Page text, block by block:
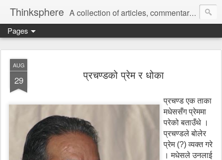
Thinksphere A collection of articles, commentaries, book reviews, rants, poems.
Pages
AUG
29 प्रचण्डको प्रेम र धोका
प्रचण्ड एक ताका
मधेससँग प्रेममा
परेको बताउँथे ।
प्रचण्डले बोलेर
प्रेम (?) व्यक्त गरे
। मधेसले उनलाई